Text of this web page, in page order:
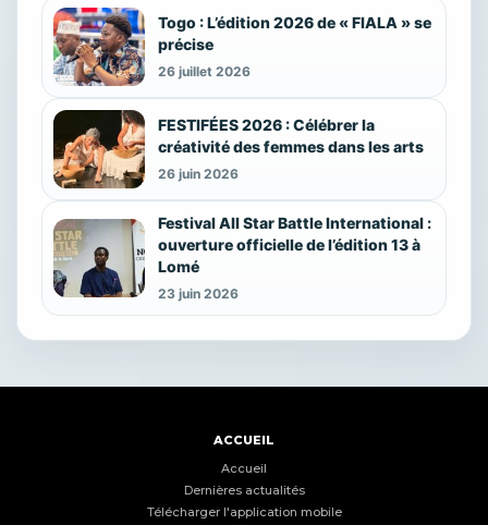
Togo : L’édition 2026 de « FIALA » se
précise
26 juillet 2026
FESTIFÉES 2026 : Célébrer la
créativité des femmes dans les arts
26 juin 2026
Festival All Star Battle International :
ouverture officielle de l’édition 13 à
Lomé
23 juin 2026
ACCUEIL
Accueil
Dernières actualités
Télécharger l'application mobile